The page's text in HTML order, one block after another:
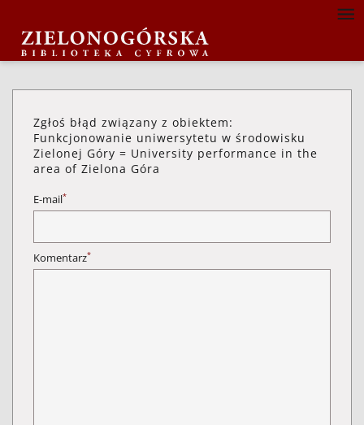
Zgłoś błąd związany z obiektem:
Funkcjonowanie uniwersytetu w środowisku
Zielonej Góry = University performance in the
area of Zielona Góra
E-mail*
Komentarz*